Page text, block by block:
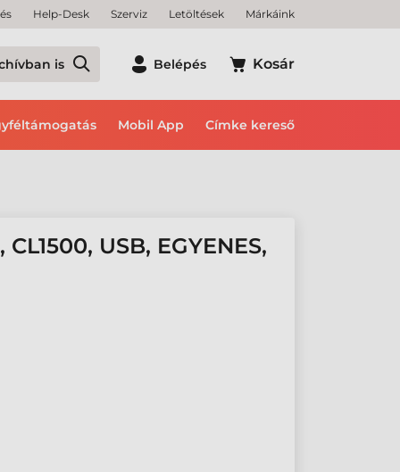
Help-Desk Szerviz Letöltések Márkáink
is Belépés Kosár
Mobil App Címke kereső
USB, EGYENES,